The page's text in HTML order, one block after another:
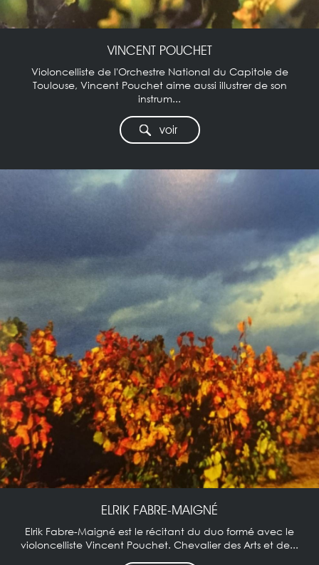
VINCENT POUCHET
Violoncelliste de l'Orchestre National du Capitole de
Toulouse, Vincent Pouchet aime aussi illustrer de son
instrum...
voir
ELRIK FABRE-MAIGNÉ
Elrik Fabre-Maigné est le récitant du duo formé avec le
violoncelliste Vincent Pouchet. Chevalier des Arts et de...